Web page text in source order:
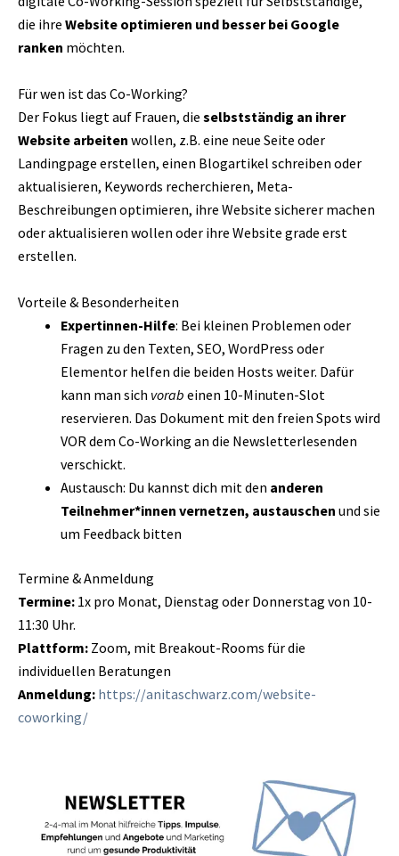
die ihre Website optimieren und besser bei Google
ranken möchten.
Für wen ist das Co-Working?
Der Fokus liegt auf Frauen, die selbstständig an ihrer
Website arbeiten wollen, z.B. eine neue Seite oder
Landingpage erstellen, einen Blogartikel schreiben oder
aktualisieren, Keywords recherchieren, Meta-
Beschreibungen optimieren, ihre Website sicherer machen
oder aktualisieren wollen oder ihre Website grade erst
erstellen.
Vorteile & Besonderheiten
Expertinnen-Hilfe: Bei kleinen Problemen oder
Fragen zu den Texten, SEO, WordPress oder
Elementor helfen die beiden Hosts weiter. Dafür
kann man sich vorab einen 10-Minuten-Slot
reservieren. Das Dokument mit den freien Spots wird
VOR dem Co-Working an die Newsletterlesenden
verschickt.
Austausch: Du kannst dich mit den anderen
Teilnehmer*innen vernetzen, austauschen und sie
um Feedback bitten
Termine & Anmeldung
Termine: 1x pro Monat, Dienstag oder Donnerstag von 10-
11:30 Uhr.
Plattform: Zoom, mit Breakout-Rooms für die
individuellen Beratungen
Anmeldung: https://anitaschwarz.com/website-
coworking/